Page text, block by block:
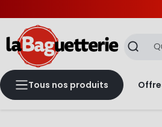
Tous nos produits